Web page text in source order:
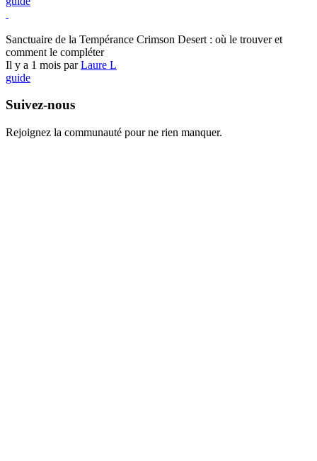
Sanctuaire de la Tempérance Crimson Desert : où le trouver et
comment le compléter
Il y a 1 mois parLaure L
guide
Suivez-nous
Rejoignez la communauté pour ne rien manquer.